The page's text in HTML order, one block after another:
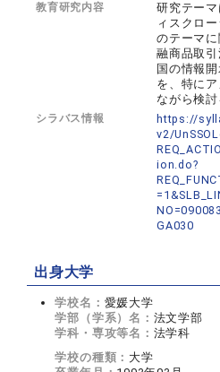
教育研究内容
研究テー
ィスクロ
のテーマ
融商品取
国の情報
を、特に
ながら検討
シラバス情報
https://
v2/
ion.do?
GA030
出身大学
学校名： 愛媛大学
学部（学系）名： 法文学部
学科・専攻等名： 法学科
学校の種類： 大学